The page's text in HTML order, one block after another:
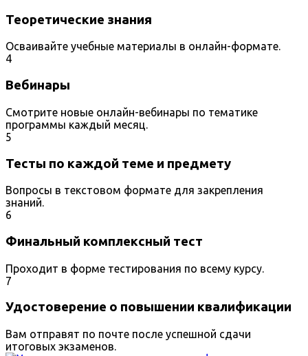
Теоретические знания
Осваивайте учебные материалы в онлайн-формате.
4
Вебинары
Смотрите новые онлайн-вебинары по тематике
программы каждый месяц.
5
Тесты по каждой теме и предмету
Вопросы в текстовом формате для закрепления
знаний.
6
Финальный комплексный тест
Проходит в форме тестирования по всему курсу.
7
Удостоверение о повышении квалификации
Вам отправят по почте после успешной сдачи
итоговых экзаменов.